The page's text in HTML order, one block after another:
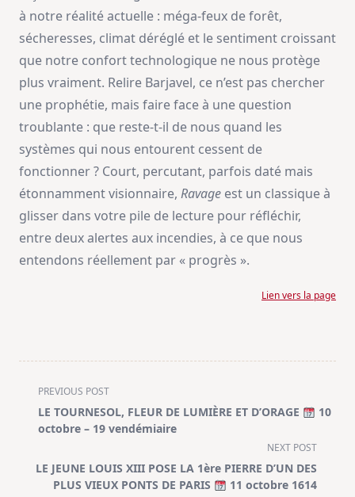
à notre réalité actuelle : méga-feux de forêt,
sécheresses, climat déréglé et le sentiment croissant
que notre confort technologique ne nous protège
plus vraiment. Relire Barjavel, ce n’est pas chercher
une prophétie, mais faire face à une question
troublante : que reste-t-il de nous quand les
systèmes qui nous entourent cessent de
fonctionner ? Court, percutant, parfois daté mais
étonnamment visionnaire, Ravage est un classique à
glisser dans votre pile de lecture pour réfléchir,
entre deux alertes aux incendies, à ce que nous
entendons réellement par « progrès ».
Lien vers la page
<span
class="nav-
subtitle
reader-
text">Page</span>
PREVIOUS POST
LE TOURNESOL, FLEUR DE LUMIÈRE ET D’ORAGE
10
octobre – 19 vendémiaire
NEXT POST
LE JEUNE LOUIS XIII POSE LA 1ère PIERRE D’UN DES
PLUS VIEUX PONTS DE PARIS
11 octobre 1614